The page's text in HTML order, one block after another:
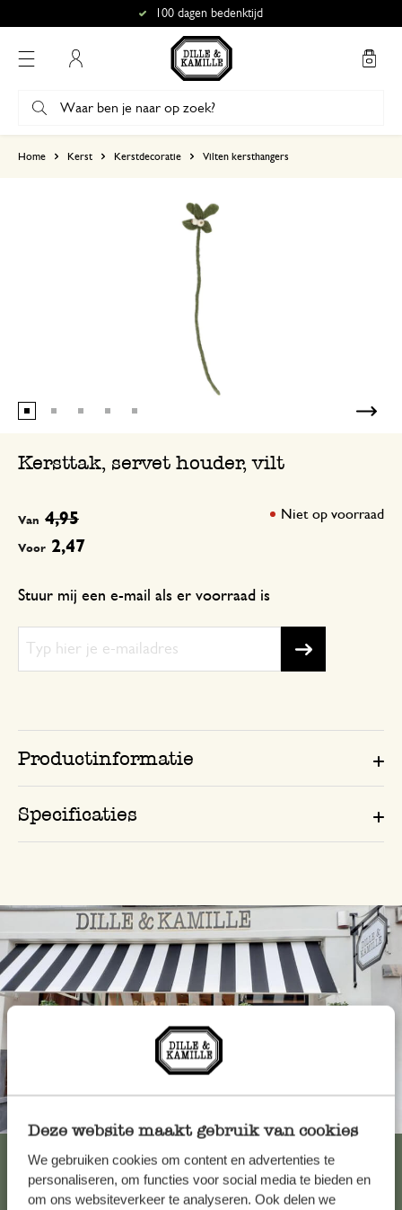
Deze website maakt gebruik van cookies
We gebruiken cookies om content en advertenties te
personaliseren, om functies voor social media te bieden en
om ons websiteverkeer te analyseren. Ook delen we
100 dagen bedenktijd
Home Kerst Kerstdecoratie Vilten kersthangers
Kersttak, servet houder, vilt
Voor 2,47
Van 4,95
Stuur mij een e-mail als er voorraad is
Niet op voorraad
Productinformatie
Specificaties
Bekijk alle 62 winkels